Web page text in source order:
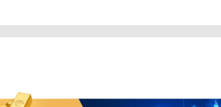
6698 sayılı Kişisel Verilerin Korunması Kanunu